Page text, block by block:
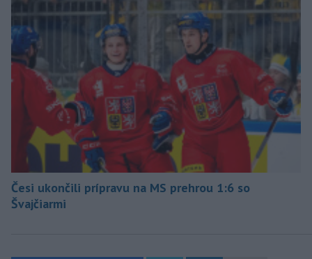
Česi ukončili prípravu na MS prehrou 1:6 so
Švajčiarmi